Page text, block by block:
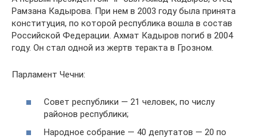
Рамзана Кадырова. При нем в 2003 году была принята
конституция, по которой республика вошла в состав
Российской Федерации. Ахмат Кадыров погиб в 2004
году. Он стал одной из жертв теракта в Грозном.
Парламент Чечни:
Совет республики — 21 человек, по числу
районов республики;
Народное собрание — 40 депутатов — 20 по